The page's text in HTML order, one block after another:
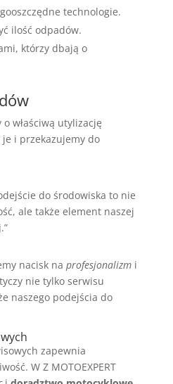
technologie.
ilość odpadów.
którzy dbają o
o właściwą utylizację
i przekazujemy do
do środowiska to nie
ale także element naszej
nacisk na profesjonalizmi
nie tylko serwisu
naszego podejścia do
zapewnia
W Z MOTOEXPERT